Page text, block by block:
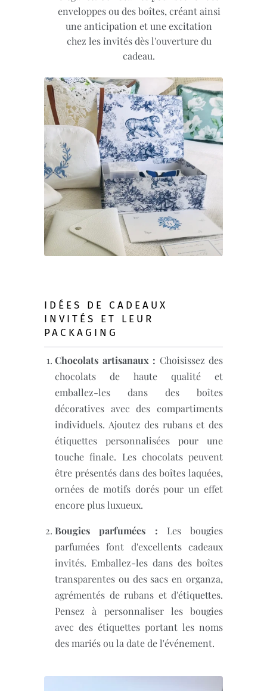
enveloppes ou des boîtes, créant ainsi
une anticipation et une excitation
chez les invités dès l'ouverture du
cadeau.
IDÉES DE CADEAUX
INVITÉS ET LEUR
PACKAGING
Chocolats artisanaux : Choisissez des
chocolats de haute qualité et
emballez-les dans des boîtes
décoratives avec des compartiments
individuels. Ajoutez des rubans et des
étiquettes personnalisées pour une
touche finale. Les chocolats peuvent
être présentés dans des boîtes laquées,
ornées de motifs dorés pour un effet
encore plus luxueux.
Bougies parfumées : Les bougies
parfumées font d'excellents cadeaux
invités. Emballez-les dans des boîtes
transparentes ou des sacs en organza,
agrémentés de rubans et d'étiquettes.
Pensez à personnaliser les bougies
avec des étiquettes portant les noms
des mariés ou la date de l'événement.